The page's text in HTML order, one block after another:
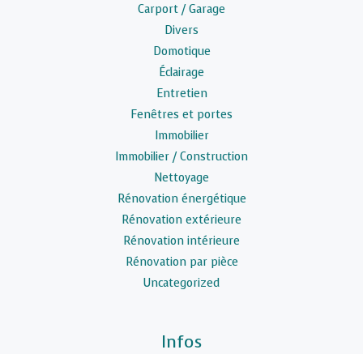
Carport / Garage
Divers
Domotique
Éclairage
Entretien
Fenêtres et portes
Immobilier
Immobilier / Construction
Nettoyage
Rénovation énergétique
Rénovation extérieure
Rénovation intérieure
Rénovation par pièce
Uncategorized
Infos